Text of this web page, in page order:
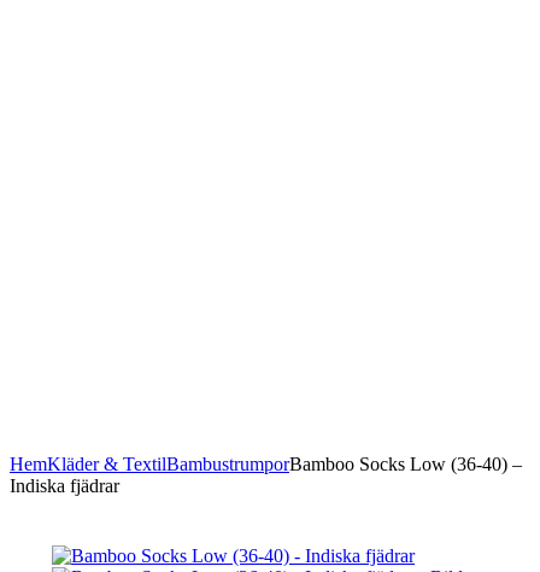
HemKläder & TextilBambustrumporBamboo Socks Low (36-40) –
Indiska fjädrar